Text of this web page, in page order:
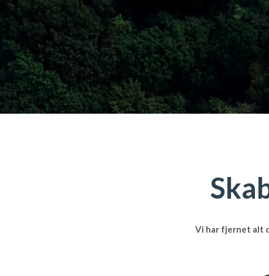
Vi har fjernet alt